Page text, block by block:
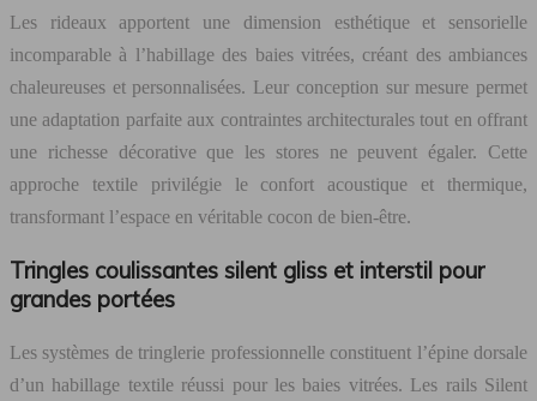
Les rideaux apportent une dimension esthétique et sensorielle
incomparable à l’habillage des baies vitrées, créant des ambiances
chaleureuses et personnalisées. Leur conception sur mesure permet
une adaptation parfaite aux contraintes architecturales tout en offrant
une richesse décorative que les stores ne peuvent égaler. Cette
approche textile privilégie le confort acoustique et thermique,
transformant l’espace en véritable cocon de bien-être.
Tringles coulissantes silent gliss et interstil pour
grandes portées
Les systèmes de tringlerie professionnelle constituent l’épine dorsale
d’un habillage textile réussi pour les baies vitrées. Les rails Silent